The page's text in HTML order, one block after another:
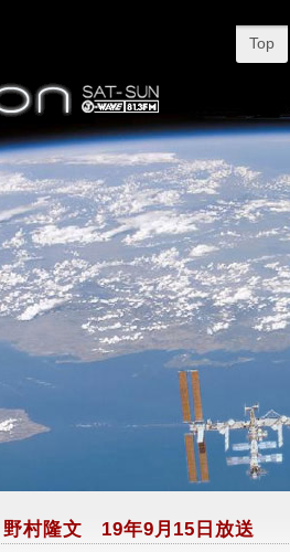
Top
野村隆文 19年9月15日放送